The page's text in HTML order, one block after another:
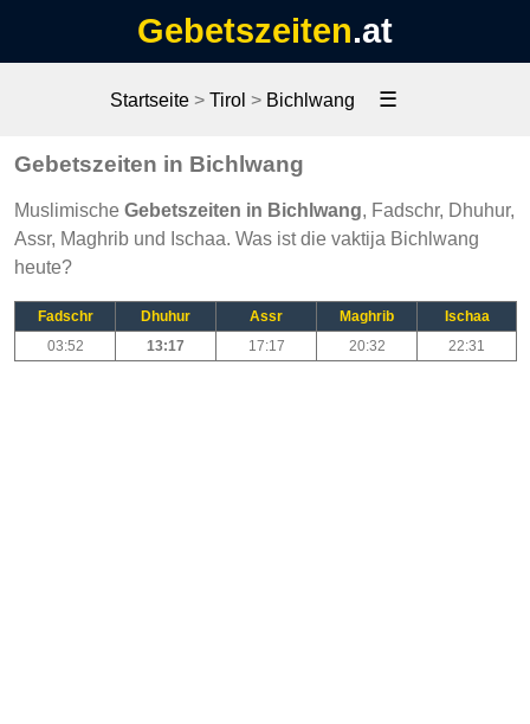
Gebetszeiten.at
Startseite> Tirol > Bichlwang ☰
Gebetszeiten in Bichlwang
Muslimische Gebetszeiten in Bichlwang, Fadschr, Dhuhur,
Assr, Maghrib und Ischaa. Was ist die vaktija Bichlwang
heute?
Fadschr Dhuhur Assr Maghrib
Ischaa
03:52
13:17 17:17 20:32 22:31